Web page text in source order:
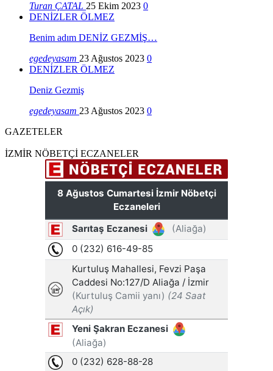
Turan ÇATAL 25 Ekim 2023 0
DENİZLER ÖLMEZ
Benim adım DENİZ GEZMİŞ…
egedeyasam 23 Ağustos 2023 0
DENİZLER ÖLMEZ
Deniz Gezmiş
egedeyasam 23 Ağustos 2023 0
GAZETELER
İZMİR NÖBETÇİ ECZANELER